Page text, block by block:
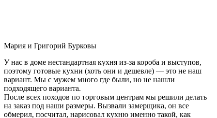
Мария и Григорий Бурковы
У нас в доме нестандартная кухня из-за короба и выступов,
поэтому готовые кухни (хоть они и дешевле) — это не наш
вариант. Мы с мужем много где были, но не нашли
подходящего варианта.
После всех походов по торговым центрам мы решили делать
на заказ под наши размеры. Вызвали замерщика, он все
обмерил, посчитал, нарисовал кухню именно такой, как